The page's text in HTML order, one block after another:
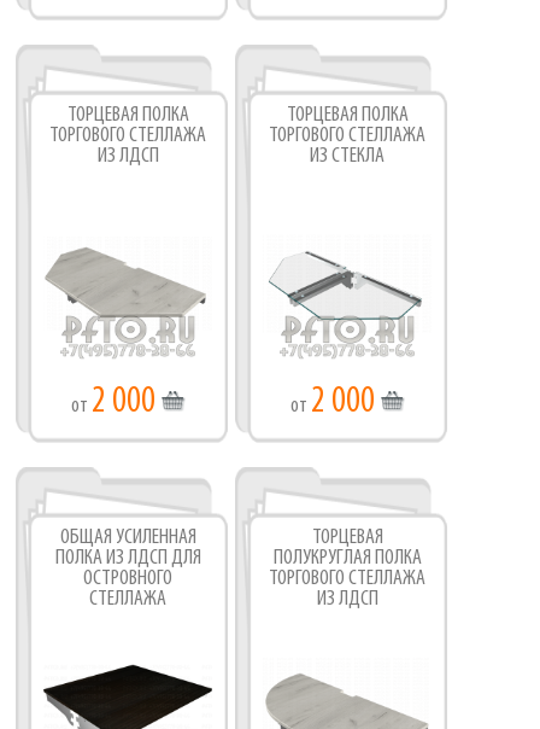
ТОРЦЕВАЯ ПОЛКА
ТОРГОВОГО СТЕЛЛАЖА
ИЗ ЛДСП
от 2 000
ТОРЦЕВАЯ ПОЛКА
ТОРГОВОГО СТЕЛЛАЖА
ИЗ СТЕКЛА
от 2 000
ОБЩАЯ УСИЛЕННАЯ
ПОЛКА ИЗ ЛДСП ДЛЯ
ОСТРОВНОГО
СТЕЛЛАЖА
ТОРЦЕВАЯ
ПОЛУКРУГЛАЯ ПОЛКА
ТОРГОВОГО СТЕЛЛАЖА
ИЗ ЛДСП